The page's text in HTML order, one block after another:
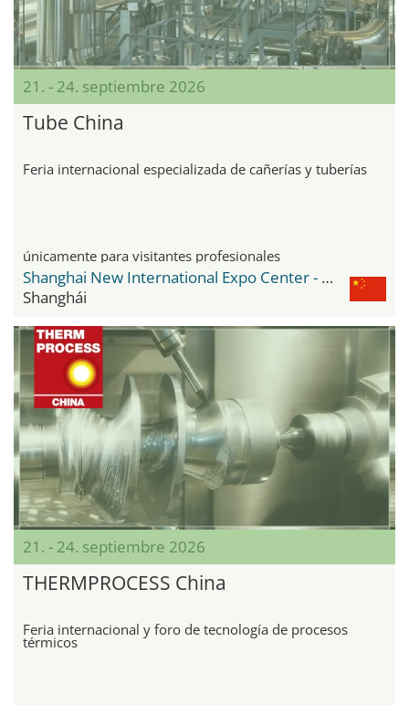
21. - 24. septiembre 2026
Tube China
Feria internacional especializada de cañerías y tuberías
únicamente para visitantes profesionales
Shanghai New International Expo Center - SNIEC
Shanghái
21. - 24. septiembre 2026
THERMPROCESS China
Feria internacional y foro de tecnología de procesos
térmicos